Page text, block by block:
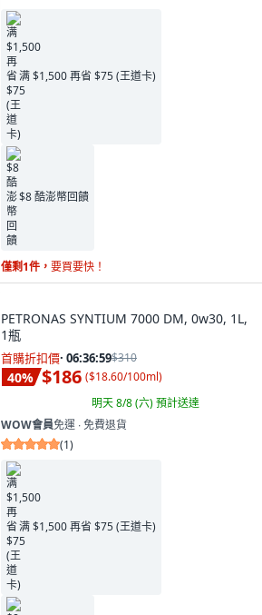
满 $1,500 再省 $75 (王道卡)
$8 酷澎幣回饋
僅剩1件， 要買要快！
PETRONAS SYNTIUM 7000 DM, 0w30, 1L,
1瓶
首購折扣價· 06:36:57$310
40% $186 ($18.60/100ml)
明天 8/8 (六)預計送達
WOW會員免運 ∙ 免費退貨
(1)
满 $1,500 再省 $75 (王道卡)